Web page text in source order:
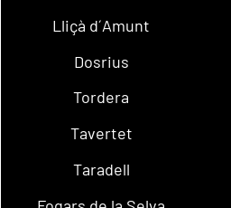
Lliçà d´Amunt
Dosrius
Tordera
Tavertet
Taradell